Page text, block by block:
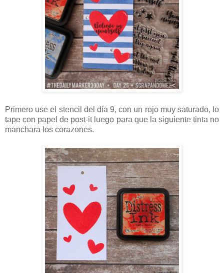
Primero use el stencil del día 9, con un rojo muy saturado, lo
tape con papel de post-it luego para que la siguiente tinta no
manchara los corazones.